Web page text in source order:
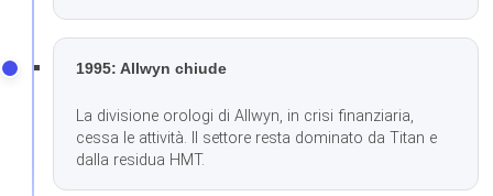
1995: Allwyn chiude
La divisione orologi di Allwyn, in crisi finanziaria,
cessa le attività. Il settore resta dominato da Titan e
dalla residua HMT.